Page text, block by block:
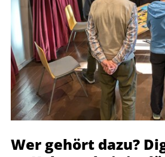
Wer gehört dazu?